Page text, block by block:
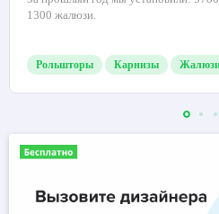
1300 жалюзи.
Рольшторы Карнизы